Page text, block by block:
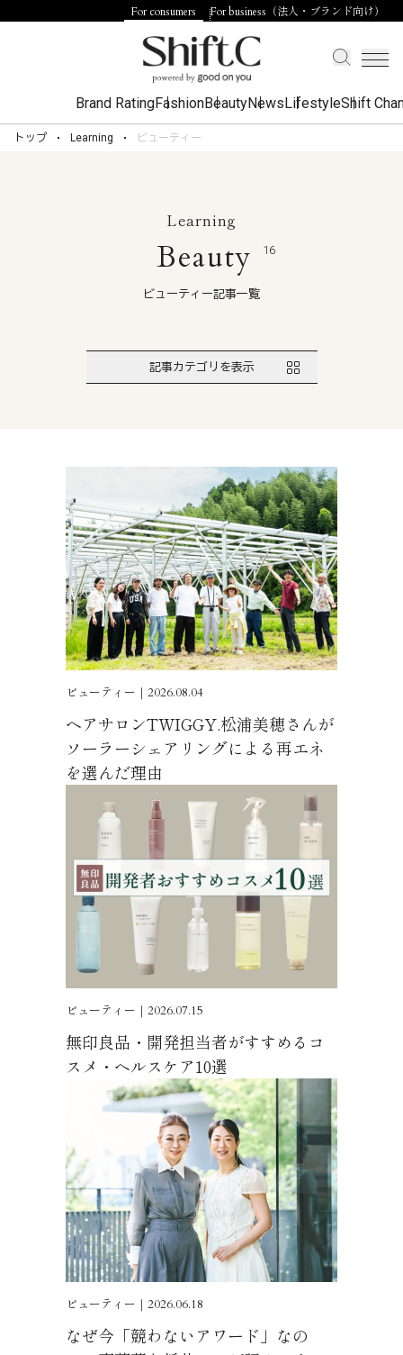
For consumers For business（法人・ブランド向け）
Brand RatingFashionBeautyNewsLifestyleShift
トップ Learning ビューティー
Learning
Beauty 16
ビューティー記事一覧
記事カテゴリを表示
ビューティー｜2026.08.04
ヘアサロンTWIGGY.松浦美穂さんが
ソーラーシェアリングによる再エネ
を選んだ理由
ビューティー｜2026.07.15
無印良品・開発担当者がすすめるコ
スメ・ヘルスケア10選
ビューティー｜2026.06.18
なぜ今「競わないアワード」なの